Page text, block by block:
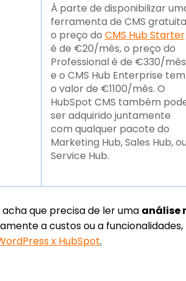
À parte de disponibilizar
ferramenta de CMS
o preço do CMS Hub Starter
é de €20/mês, o preço do
Professional é de €330/mês
e o CMS Hub Enterprise tem
o valor de €1100/mês. O
HubSpot CMS também
ser adquirido juntamente
com qualquer pacote do
Marketing Hub,Sales Hub,
Service Hub.
que precisa de ler uma análise
a custos ou a
x HubSpot.